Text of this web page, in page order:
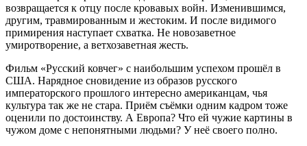
возвращается к отцу после кровавых войн. Изменившимся,
другим, травмированным и жестоким. И после видимого
примирения наступает схватка. Не новозаветное
умиротворение, а ветхозаветная жесть.
Фильм «Русский ковчег» с наибольшим успехом прошёл в
США. Нарядное сновидение из образов русского
императорского прошлого интересно американцам, чья
культура так же не стара. Приём съёмки одним кадром тоже
оценили по достоинству. А Европа? Что ей чужие картины в
чужом доме с непонятными людьми? У неё своего полно.